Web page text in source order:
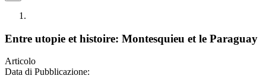
Entre utopie et histoire: Montesquieu et le Paraguay
Articolo
Data di Pubblicazione: